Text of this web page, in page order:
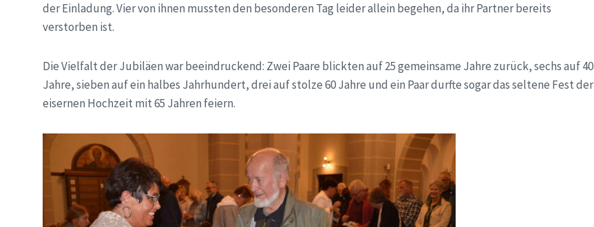
der Einladung. Vier von ihnen mussten den besonderen Tag leider allein begehen, da ihr Partner bereits
verstorben ist.
Die Vielfalt der Jubiläen war beeindruckend: Zwei Paare blickten auf 25 gemeinsame Jahre zurück, sechs auf 40
Jahre, sieben auf ein halbes Jahrhundert, drei auf stolze 60 Jahre und ein Paar durfte sogar das seltene Fest der
eisernen Hochzeit mit 65 Jahren feiern.